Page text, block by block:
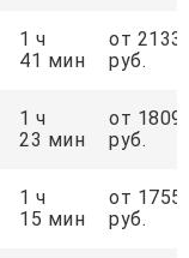
1 ч
41 мин
от 2133
руб.
1 ч
23 мин
от 1809
руб.
1 ч
15 мин
от 1755
руб.